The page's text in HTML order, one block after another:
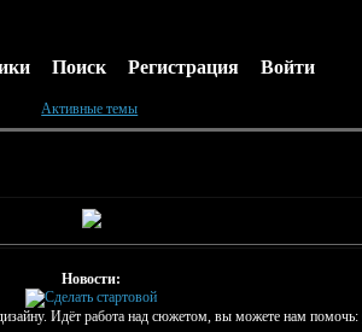
Поиск Регистрация Войти
Активные темы
Новости:
Идёт работа над сюжетом, вы можете нам помочь: